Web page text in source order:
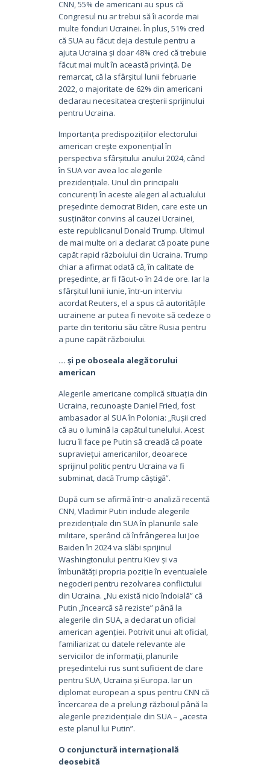
CNN, 55% de americani au spus că
Congresul nu ar trebui să îi acorde mai
multe fonduri Ucrainei. În plus, 51% cred
că SUA au făcut deja destule pentru a
ajuta Ucraina și doar 48% cred că trebuie
făcut mai mult în această privință. De
remarcat, că la sfârșitul lunii februarie
2022, o majoritate de 62% din americani
declarau necesitatea creșterii sprijinului
pentru Ucraina.
Importanța predispozițiilor electorului
american crește exponențial în
perspectiva sfârșitului anului 2024, când
în SUA vor avea loc alegerile
prezidențiale. Unul din principalii
concurenți în aceste alegeri al actualului
președinte democrat Biden, care este un
susținător convins al cauzei Ucrainei,
este republicanul Donald Trump. Ultimul
de mai multe ori a declarat că poate pune
capăt rapid războiului din Ucraina. Trump
chiar a afirmat odată că, în calitate de
președinte, ar fi făcut-o în 24 de ore. Iar la
sfârșitul lunii iunie, într-un interviu
acordat Reuters, el a spus că autoritățile
ucrainene ar putea fi nevoite să cedeze o
parte din teritoriu său către Rusia pentru
a pune capăt războiului.
… și pe oboseala alegătorului
american
Alegerile americane complică situația din
Ucraina, recunoaște Daniel Fried, fost
ambasador al SUA în Polonia: „Rușii cred
că au o lumină la capătul tunelului. Acest
lucru îl face pe Putin să creadă că poate
supraviețui americanilor, deoarece
sprijinul politic pentru Ucraina va fi
subminat, dacă Trump câștigă”.
După cum se afirmă într-o analiză recentă
CNN, Vladimir Putin include alegerile
prezidențiale din SUA în planurile sale
militare, sperând că înfrângerea lui Joe
Baiden în 2024 va slăbi sprijinul
Washingtonului pentru Kiev și va
îmbunătăți propria poziție în eventualele
negocieri pentru rezolvarea conflictului
din Ucraina. „Nu există nicio îndoială” că
Putin „încearcă să reziste” până la
alegerile din SUA, a declarat un oficial
american agenției. Potrivit unui alt oficial,
familiarizat cu datele relevante ale
serviciilor de informații, planurile
președintelui rus sunt suficient de clare
pentru SUA, Ucraina și Europa. Iar un
diplomat european a spus pentru CNN că
încercarea de a prelungi războiul până la
alegerile prezidențiale din SUA – „acesta
este planul lui Putin”.
O conjunctură internațională
deosebită